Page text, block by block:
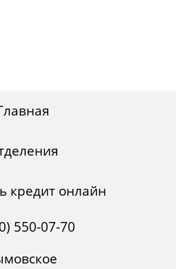
кредит онлайн
550-07-70